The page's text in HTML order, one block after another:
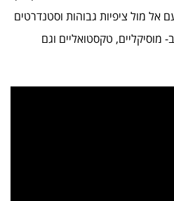
אל מול ציפיות גבוהות וסטנדרטים
טקסטואליים וגם